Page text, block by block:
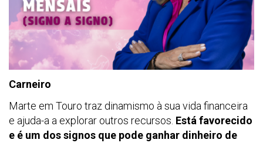
Carneiro
Marte em Touro traz dinamismo à sua vida financeira
e ajuda-a a explorar outros recursos. Está favorecido
e é um dos signos que pode ganhar dinheiro de